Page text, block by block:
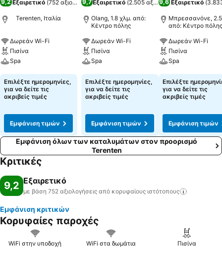
9,2 Εξαιρετικό (752 αξιολογήσεις)
Terenten, Ιταλία
Δωρεάν Wi-Fi
Πισίνα
Spa
Εμφάνιση τιμών
Επιλέξτε ημερομηνίες,
για να δείτε τις
ακριβείς τιμές
Εμφάνιση τιμών
9,7Εξαιρετικό (2.505 αξιολογήσεις)
Olang, 1.8 χλμ. από:
Κέντρο πόλης
Δωρεάν Wi-Fi
Πισίνα
Spa
Εμφάνιση τιμών
Επιλέξτε ημερομηνίες,
για να δείτε τις
ακριβείς τιμές
Εμφάνιση τιμών
9,6 Εξαιρετικό (
Μπρεσσανόνε,
από: Κέντρο πόλης
Δωρεάν Wi-Fi
Πισίνα
Spa
Εμφάνιση τιμών
Επιλέξτε
για να δείτε τις
ακριβείς τιμές
Εμφάνιση τιμών
Εμφάνιση όλων των καταλυμάτων στον προορισμό
Terenten
Κριτικές
9,2 Εξαιρετικό
με βάση 752 αξιολογήσεις από κορυφαίους ιστότοπους
Εμφάνιση κριτικών
Κορυφαίες παροχές
WiFi στην υποδοχή WiFi στα δωμάτια Πισίνα